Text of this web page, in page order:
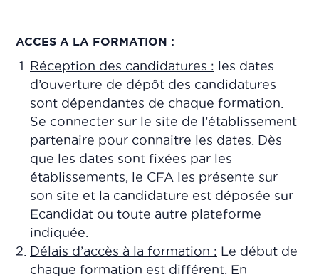
ACCES A LA FORMATION :
Réception des candidatures : les dates
d’ouverture de dépôt des candidatures
sont dépendantes de chaque formation.
Se connecter sur le site de l’établissement
partenaire pour connaitre les dates. Dès
que les dates sont fixées par les
établissements, le CFA les présente sur
son site et la candidature est déposée sur
Ecandidat ou toute autre plateforme
indiquée.
Délais d’accès à la formation : Le début de
chaque formation est différent. En